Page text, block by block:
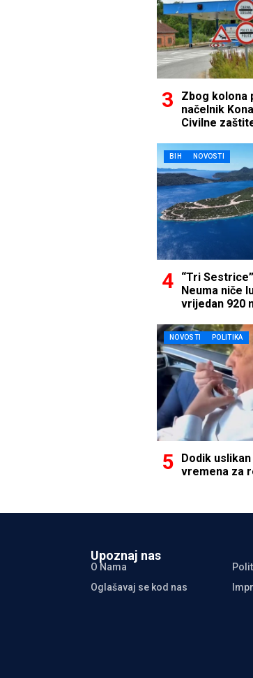
Zbog kolona
načelnik
Civilne
BIH NOVOSTI
“Tri
Neuma niče
vrijedan 920
NOVOSTI POLITIKA
Dodik
vremena za
Upoznaj nas
O Nama
Oglašavaj se kod nas